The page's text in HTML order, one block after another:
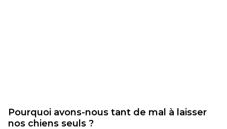
Pourquoi avons-nous tant de mal à laisser
nos chiens seuls ?